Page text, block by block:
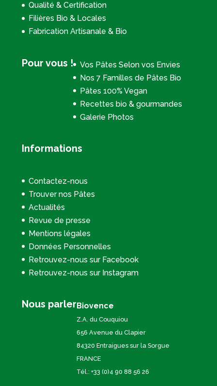
Qualité & Certification
Filières Bio & Locales
Fabrication Artisanale & Bio
Pour vous !
Vos Pâtes Selon vos Envies
Nos 7 Familles de Pâtes Bio
Pâtes 100% Vegan
Recettes bio & gourmandes
Galerie Photos
Informations
Contactez-nous
Trouver nos Pâtes
Actualités
Revue de presse
Mentions légales
Données Personnelles
Retrouvez-nous sur Facebook
Retrouvez-nous sur Instagram
Nous parlerBiovence
Z.A. du Couquiou
656 Avenue du Clapier
84320 Entraigues sur la Sorgue
FRANCE
Tél.: +33 (0)4 90 88 56 26